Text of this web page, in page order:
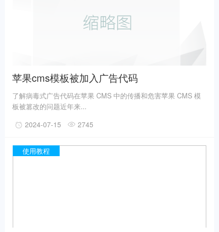
苹果cms模板被加入广告代码
了解病毒式广告代码在苹果 CMS 中的传播和危害苹果 CMS 模
板被篡改的问题近年来...
2024-07-15
2745
使用教程